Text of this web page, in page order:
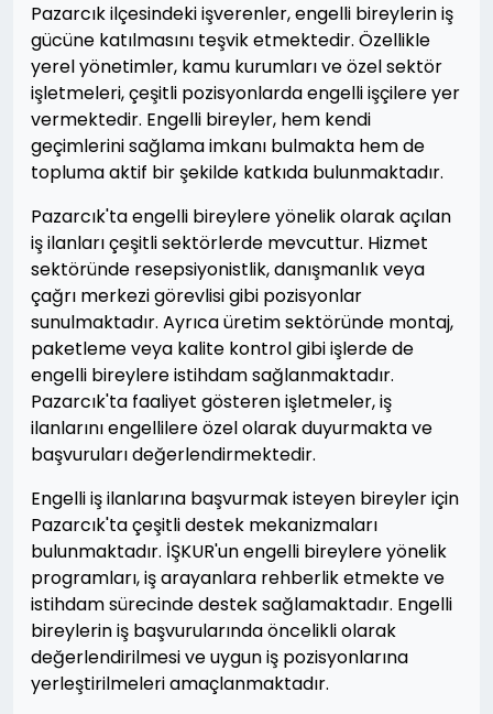
Pazarcık ilçesindeki işverenler, engelli bireylerin iş
gücüne katılmasını teşvik etmektedir. Özellikle
yerel yönetimler, kamu kurumları ve özel sektör
işletmeleri, çeşitli pozisyonlarda engelli işçilere yer
vermektedir. Engelli bireyler, hem kendi
geçimlerini sağlama imkanı bulmakta hem de
topluma aktif bir şekilde katkıda bulunmaktadır.
Pazarcık'ta engelli bireylere yönelik olarak açılan
iş ilanları çeşitli sektörlerde mevcuttur. Hizmet
sektöründe resepsiyonistlik, danışmanlık veya
çağrı merkezi görevlisi gibi pozisyonlar
sunulmaktadır. Ayrıca üretim sektöründe montaj,
paketleme veya kalite kontrol gibi işlerde de
engelli bireylere istihdam sağlanmaktadır.
Pazarcık'ta faaliyet gösteren işletmeler, iş
ilanlarını engellilere özel olarak duyurmakta ve
başvuruları değerlendirmektedir.
Engelli iş ilanlarına başvurmak isteyen bireyler için
Pazarcık'ta çeşitli destek mekanizmaları
bulunmaktadır. İŞKUR'un engelli bireylere yönelik
programları, iş arayanlara rehberlik etmekte ve
istihdam sürecinde destek sağlamaktadır. Engelli
bireylerin iş başvurularında öncelikli olarak
değerlendirilmesi ve uygun iş pozisyonlarına
yerleştirilmeleri amaçlanmaktadır.